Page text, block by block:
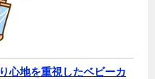
心地を重視したベビーカ